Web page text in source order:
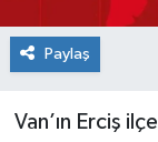
Paylaş
Van’ın Erciş